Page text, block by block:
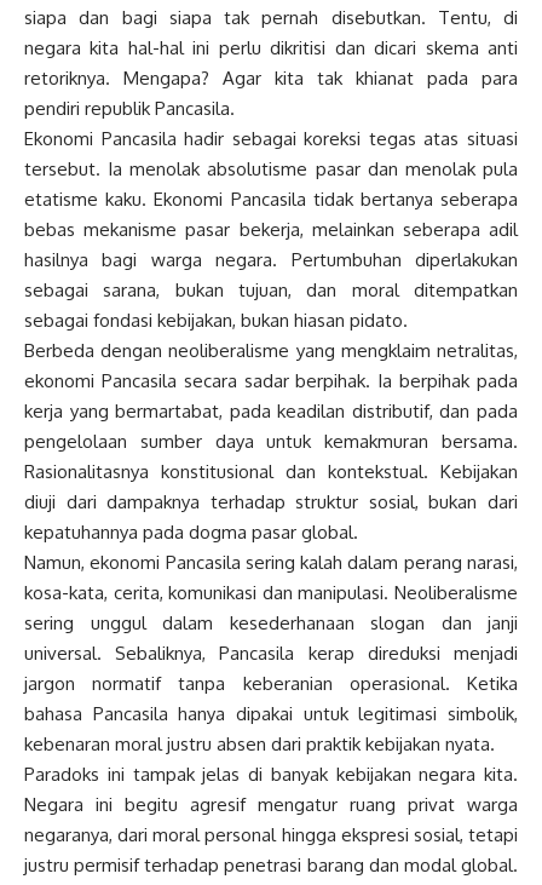
siapa dan bagi siapa tak pernah disebutkan. Tentu, di
negara kita hal-hal ini perlu dikritisi dan dicari skema anti
retoriknya. Mengapa? Agar kita tak khianat pada para
pendiri republik Pancasila.
Ekonomi Pancasila hadir sebagai koreksi tegas atas situasi
tersebut. Ia menolak absolutisme pasar dan menolak pula
etatisme kaku. Ekonomi Pancasila tidak bertanya seberapa
bebas mekanisme pasar bekerja, melainkan seberapa adil
hasilnya bagi warga negara. Pertumbuhan diperlakukan
sebagai sarana, bukan tujuan, dan moral ditempatkan
sebagai fondasi kebijakan, bukan hiasan pidato.
Berbeda dengan neoliberalisme yang mengklaim netralitas,
ekonomi Pancasila secara sadar berpihak. Ia berpihak pada
kerja yang bermartabat, pada keadilan distributif, dan pada
pengelolaan sumber daya untuk kemakmuran bersama.
Rasionalitasnya konstitusional dan kontekstual. Kebijakan
diuji dari dampaknya terhadap struktur sosial, bukan dari
kepatuhannya pada dogma pasar global.
Namun, ekonomi Pancasila sering kalah dalam perang narasi,
kosa-kata, cerita, komunikasi dan manipulasi. Neoliberalisme
sering unggul dalam kesederhanaan slogan dan janji
universal. Sebaliknya, Pancasila kerap direduksi menjadi
jargon normatif tanpa keberanian operasional. Ketika
bahasa Pancasila hanya dipakai untuk legitimasi simbolik,
kebenaran moral justru absen dari praktik kebijakan nyata.
Paradoks ini tampak jelas di banyak kebijakan negara kita.
Negara ini begitu agresif mengatur ruang privat warga
negaranya, dari moral personal hingga ekspresi sosial, tetapi
justru permisif terhadap penetrasi barang dan modal global.